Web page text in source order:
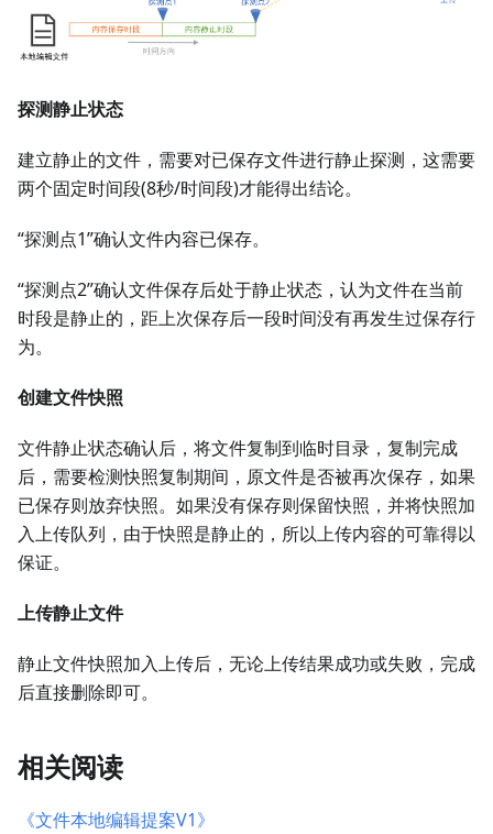
探测静止状态
建立静止的文件，需要对已保存文件进行静止探测，这需要
两个固定时间段(8秒/时间段)才能得出结论。
“探测点1”确认文件内容已保存。
“探测点2”确认文件保存后处于静止状态，认为文件在当前
时段是静止的，距上次保存后一段时间没有再发生过保存行
为。
创建文件快照
文件静止状态确认后，将文件复制到临时目录，复制完成
后，需要检测快照复制期间，原文件是否被再次保存，如果
已保存则放弃快照。如果没有保存则保留快照，并将快照加
入上传队列，由于快照是静止的，所以上传内容的可靠得以
保证。
上传静止文件
静止文件快照加入上传后，无论上传结果成功或失败，完成
后直接删除即可。
相关阅读
《文件本地编辑提案V1》